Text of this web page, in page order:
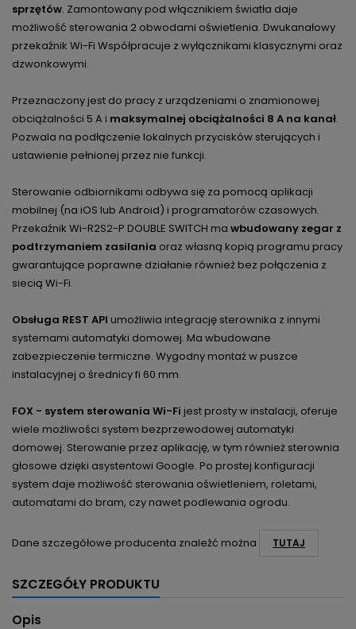
sprzętów. Zamontowany pod włącznikiem światła daje
możliwość sterowania 2 obwodami oświetlenia. Dwukanałowy
przekaźnik Wi-Fi Współpracuje z wyłącznikami klasycznymi oraz
dzwonkowymi.
Przeznaczony jest do pracy z urządzeniami o znamionowej
obciążalności 5 A i maksymalnej obciążalności 8 A na kanał.
Pozwala na podłączenie lokalnych przycisków sterujących i
ustawienie pełnionej przez nie funkcji.
Sterowanie odbiornikami odbywa się za pomocą aplikacji
mobilnej (na iOS lub Android) i programatorów czasowych.
Przekaźnik Wi-R2S2-P DOUBLE SWITCH ma wbudowany zegar z
podtrzymaniem zasilania oraz własną kopią programu pracy
gwarantujące poprawne działanie również bez połączenia z
siecią Wi-Fi.
Obsługa REST API umożliwia integrację sterownika z innymi
systemami automatyki domowej. Ma wbudowane
zabezpieczenie termiczne. Wygodny montaż w puszce
instalacyjnej o średnicy fi 60 mm.
FOX - system sterowania Wi-Fi jest prosty w instalacji, oferuje
wiele możliwości system bezprzewodowej automatyki
domowej. Sterowanie przez aplikację, w tym również sterownia
głosowe dzięki asystentowi Google. Po prostej konfiguracji
system daje możliwość sterowania oświetleniem, roletami,
automatami do bram, czy nawet podlewania ogrodu.
Dane szczegółowe producenta znaleźć można TUTAJ
SZCZEGÓŁY PRODUKTU
Opis